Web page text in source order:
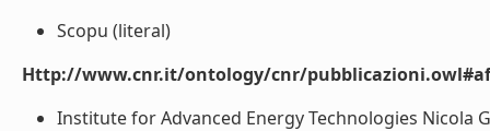
Scopu (literal)
Http://www.cnr.it/ontology/cnr/
Institute for Advanced Energy Technologies Nicola